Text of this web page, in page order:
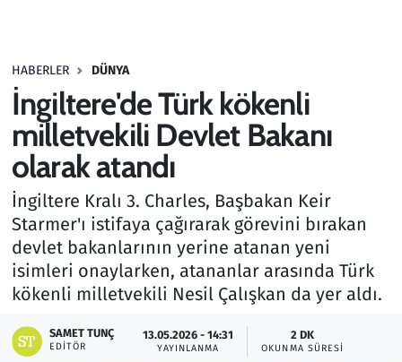
HABERLER DÜNYA
İngiltere'de Türk kökenli
milletvekili Devlet Bakanı
olarak atandı
İngiltere Kralı 3. Charles, Başbakan Keir
Starmer'ı istifaya çağırarak görevini bırakan
devlet bakanlarının yerine atanan yeni
isimleri onaylarken, atananlar arasında Türk
kökenli milletvekili Nesil Çalışkan da yer aldı.
SAMET TUNÇ
EDITÖR
13.05.2026 - 14:31
YAYINLANMA
2 DK
OKUNMA SÜRESI
Haber
Kültür Sanat
Kurumsal Haberler
Lezzet Durağı
Memur ve Kamu
Otomobil
Oyun